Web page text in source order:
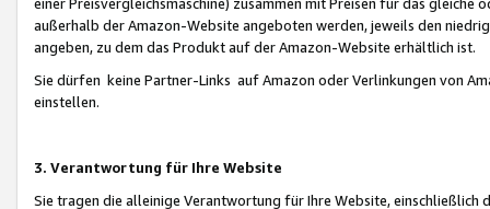
außerhalb der Amazon-Website angeboten werden, jeweils den
angeben, zu dem das Produkt auf der Amazon-Website erhältlich ist.
Sie dürfen keine Partner-Links auf Amazon oder Verlinkungen von
einstellen.
3. Verantwortung für Ihre Website
Sie tragen die alleinige Verantwortung für Ihre Website,